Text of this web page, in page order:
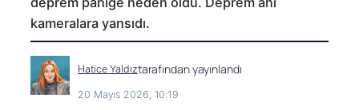
kameralara yansıdı.
Hatice Yaldıztarafından yayınlandı
20 Mayıs 2026, 10:19